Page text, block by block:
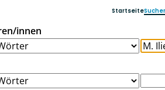
Startseite
innen